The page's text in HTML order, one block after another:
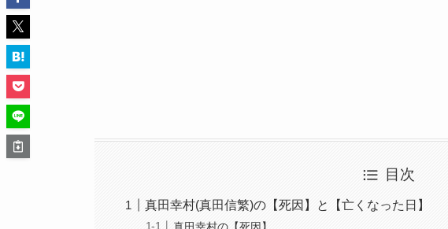
目次
真田幸村(真田信繁)の【死因】と【亡くなった日】